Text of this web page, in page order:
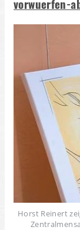
vorwuerfen-
Horst Reinert